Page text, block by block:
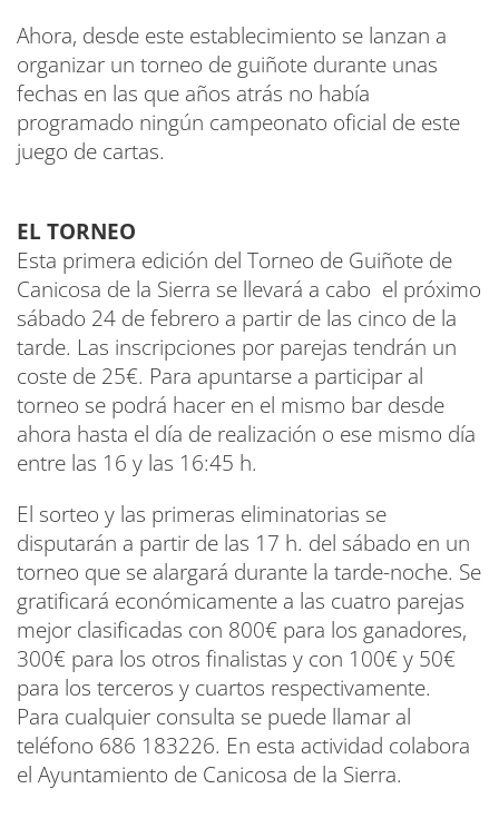
Ahora, desde este establecimiento se lanzan a
organizar un torneo de guiñote durante unas
fechas en las que años atrás no había
programado ningún campeonato oficial de este
juego de cartas.
EL TORNEO
Esta primera edición del Torneo de Guiñote de
Canicosa de la Sierra se llevará a cabo el próximo
sábado 24 de febrero a partir de las cinco de la
tarde. Las inscripciones por parejas tendrán un
coste de 25€. Para apuntarse a participar al
torneo se podrá hacer en el mismo bar desde
ahora hasta el día de realización o ese mismo día
entre las 16 y las 16:45 h.
El sorteo y las primeras eliminatorias se
disputarán a partir de las 17 h. del sábado en un
torneo que se alargará durante la tarde-noche. Se
gratificará económicamente a las cuatro parejas
mejor clasificadas con 800€ para los ganadores,
300€ para los otros finalistas y con 100€ y 50€
para los terceros y cuartos respectivamente.
Para cualquier consulta se puede llamar al
teléfono 686 183226. En esta actividad colabora
el Ayuntamiento de Canicosa de la Sierra.